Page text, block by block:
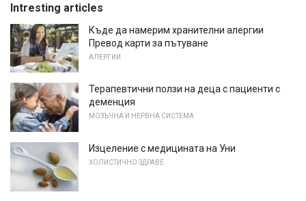
Intresting articles
Къде да намерим хранителни алергии
Превод карти за пътуване
АЛЕРГИИ
Терапевтични ползи на деца с пациенти с
деменция
МОЗЪЧНА И НЕРВНА СИСТЕМА
Изцеление с медицината на Уни
ХОЛИСТИЧНО ЗДРАВЕ